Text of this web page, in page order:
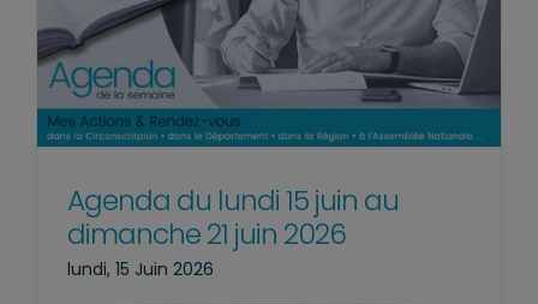
Agenda du lundi 15 juin au
dimanche 21 juin 2026
lundi, 15 Juin 2026